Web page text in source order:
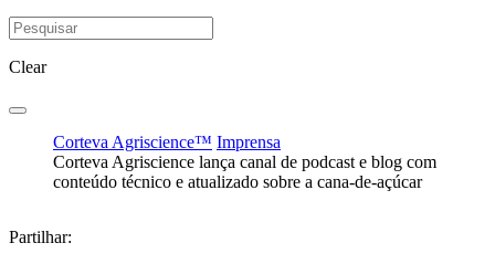
Clear
Corteva Agriscience™ Imprensa
Corteva Agriscience lança canal de podcast e blog com
conteúdo técnico e atualizado sobre a cana-de-açúcar
Partilhar: